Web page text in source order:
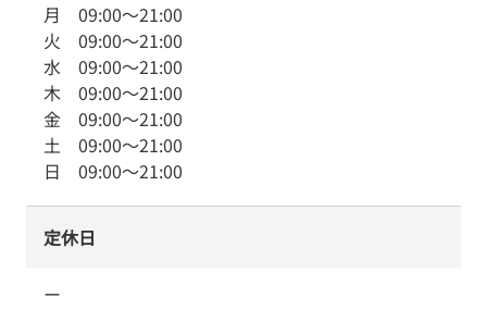
月 09:00～21:00
火 09:00～21:00
水 09:00～21:00
木 09:00～21:00
金 09:00～21:00
土 09:00～21:00
日 09:00～21:00
定休日
ー